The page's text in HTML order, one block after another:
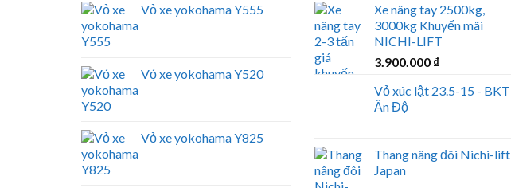
Vỏ xe yokohama Y555
Vỏ xe yokohama Y520
Vỏ xe yokohama Y825
Xe nâng tay 2500kg,
3000kg Khuyến mãi
NICHI-LIFT
3.900.000 ₫
Vỏ xúc lật 23.5-15 - BKT
Ấn Độ
Thang nâng đôi Nichi-lift
Japan